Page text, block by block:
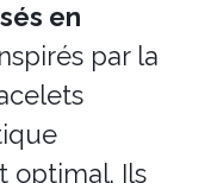
en
par la
optimal. Ils